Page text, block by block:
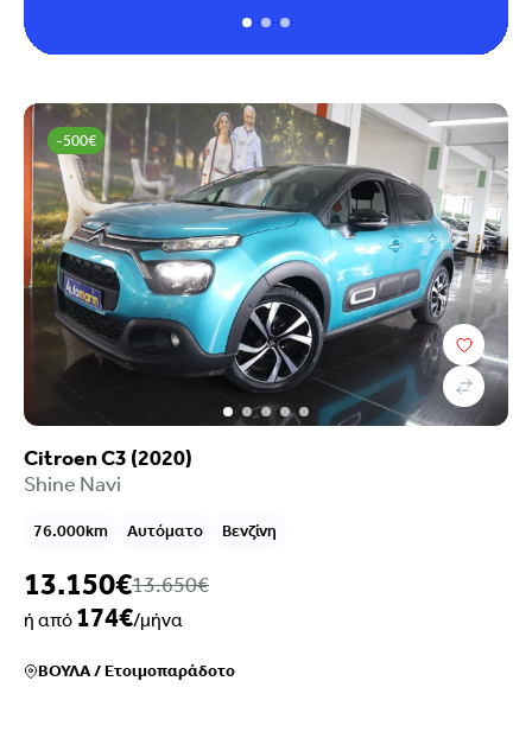
-500€
Citroen C3 (2020)
Shine Navi
76.000km Αυτόματο Βενζίνη
13.150€13.650€
ή από 174€/μήνα
ΒΟΥΛΑ/Ετοιμοπαράδοτο